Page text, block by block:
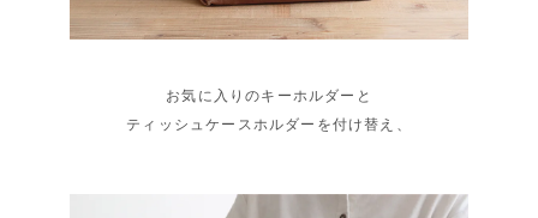
お気に入りのキーホルダーと
ティッシュケースホルダーを付け替え、